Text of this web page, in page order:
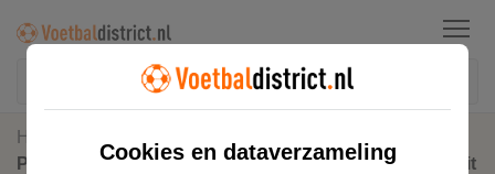
Menu
Home
PUMA Carina Mia Holo sneakers voor Dames, Roze/Wit
Cookies en dataverzameling